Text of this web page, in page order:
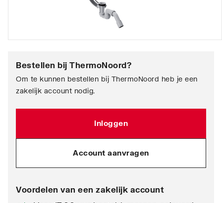
Bestellen bij ThermoNoord?
Om te kunnen bestellen bij ThermoNoord heb je een
zakelijk account nodig.
Inloggen
Account aanvragen
Voordelen van een zakelijk account